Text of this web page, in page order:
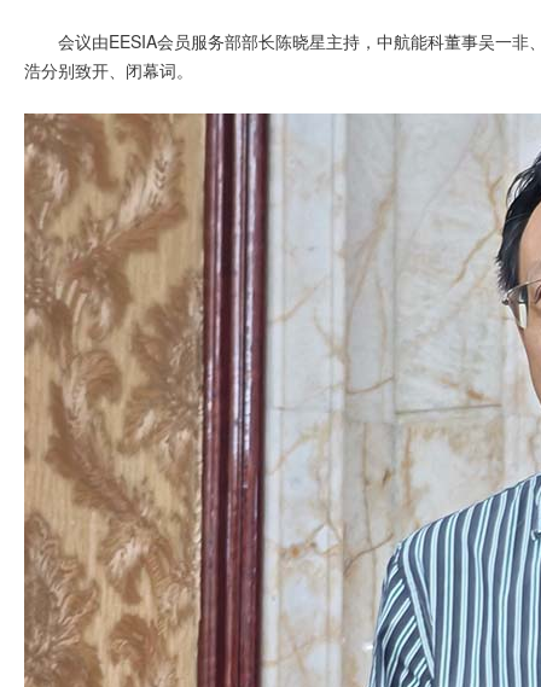
会议由EESIA会员服务部部长陈晓星主持，中航能科董事吴一
浩分别致开、闭幕词。